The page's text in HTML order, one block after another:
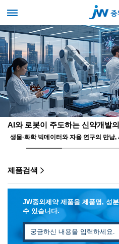
생물·화학 빅데이터와 자율 연구의 만
제품검색
JW중외제약 제품을 제품명, 성
수 있습니다.